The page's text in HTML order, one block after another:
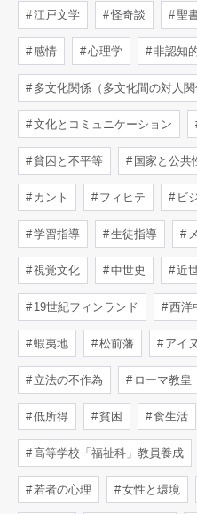
江戸文学 怪奇談 聖
感情 心理学 非認知
多文化関係（多文化間の対人関
文化とコミュニケーション
貧困と不平等 国家と公共
カント フィヒテ ビ
学習指導 生徒指導
視覚文化 中世史 近
19世紀フィンランド 西洋
蝦夷地 松前藩 アイヌ
立法の不作為 ローマ教皇
低所得 貧困 食生活
高等学校「福祉科」教員養成
若者の心理 女性と環境